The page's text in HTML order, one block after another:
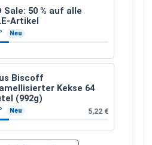
Sale: 50 % auf alle
Artikel
Neu
Biscoff
Kekse 64
(992g)
Neu 5,22 €